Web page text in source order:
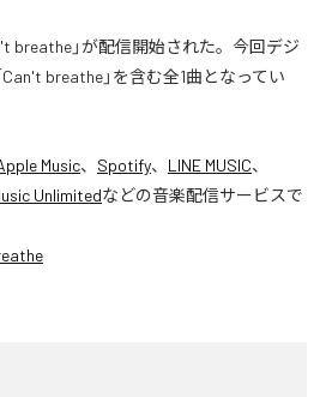
breathe」が配信開始された。今回デジ
breathe」を含む全1曲となってい
Music、 Spotify、 LINE MUSIC、
Unlimitedなどの音楽配信サービスで